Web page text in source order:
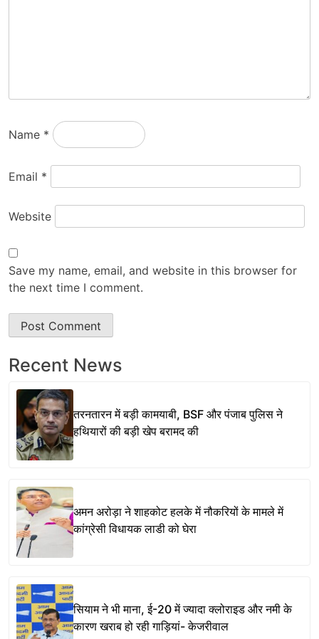
Name *
Email *
Website
Save my name, email, and website in this browser for
the next time I comment.
Recent News
तरनतारन में बड़ी कामयाबी, BSF और पंजाब पुलिस ने
हथियारों की बड़ी खेप बरामद की
अमन अरोड़ा ने शाहकोट हलके में नौकरियों के मामले में
कांग्रेसी विधायक लाडी को घेरा
सियाम ने भी माना, ई-20 में ज्यादा क्लोराइड और नमी के
कारण खराब हो रही गाड़ियां- केजरीवाल